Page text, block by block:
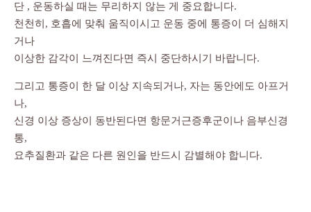
단 , 운동하실 때는 무리하지 않는 게 중요합니다.
천천히, 호흡에 맞춰 움직이시고 운동 중에 통증이 더 심해지
거나
이상한 감각이 느껴진다면 즉시 중단하시기 바랍니다.
그리고 통증이 한 달 이상 지속되거나, 자는 동안에도 아프거
나,
신경 이상 증상이 동반된다면 항문거근증후군이나 음부신경
통,
요추질환과 같은 다른 원인을 반드시 감별해야 합니다.